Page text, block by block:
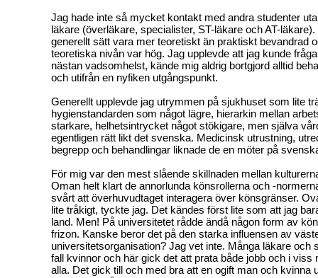
Jag hade inte så mycket kontakt med andra studenter
läkare (överläkare, specialister, ST-läkare och AT-
generellt sätt vara mer teoretiskt än praktiskt bevandrad
teoretiska nivån var hög. Jag upplevde att jag kunde
nästan vadsomhelst, kände mig aldrig bortgjord alltid
och utifrån en nyfiken utgångspunkt.
Generellt upplevde jag utrymmen på sjukhuset som lite
hygienstandarden som något lägre, hierarkin mellan
starkare, helhetsintrycket något stökigare, men själva
egentligen rätt likt det svenska. Medicinsk utrustning,
begrepp och behandlingar liknade de en möter på
För mig var den mest slående skillnaden mellan
Oman helt klart de annorlunda könsrollerna och -
svårt att överhuvudtaget interagera över könsgränser.
lite tråkigt, tyckte jag. Det kändes först lite som att jag
land. Men! På universitetet rådde ändå någon form av
frizon. Kanske beror det på den starka influensen av
universitetsorganisation? Jag vet inte. Många läkare och
fall kvinnor och här gick det att prata både jobb och i viss
alla. Det gick till och med bra att en ogift man och kvinna